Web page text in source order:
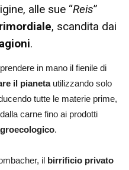
alle sue “Reis”
, scandita dai
.
in mano il fienile di
il pianetautilizzando solo
tutte le materie prime,
carne fino ai prodotti
.
il birrificio privato